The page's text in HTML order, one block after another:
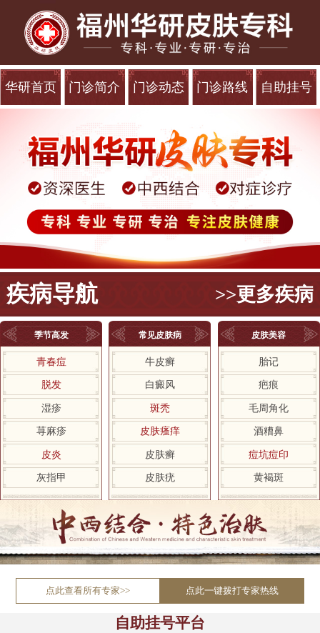
华研首页 门诊简介 门诊动态 门诊路线 自助挂号
疾病导航 >>更多疾病
季节高发
青春痘
脱发
湿疹
荨麻疹
皮炎
灰指甲
常见皮肤病
牛皮癣
白癜风
斑秃
皮肤瘙痒
皮肤癣
皮肤疣
皮肤美容
胎记
疤痕
毛周角化
酒糟鼻
痘坑痘印
黄褐斑
点此查看所有专家>> 点此一键拨打专家热线
自助挂号平台